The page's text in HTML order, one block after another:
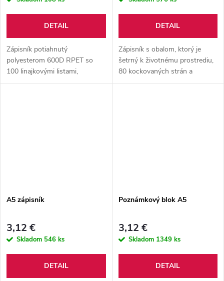
DETAIL
Zápisník potiahnutý
polyesterom 600D RPET so
100 linajkovými listami,
záložkou a gumičkou. Veľkosť
DETAIL
Zápisník s obalom, ktorý je
šetrný k životnému prostrediu,
80 kockovaných strán a
gumička. Zápisník je dodávaný
A5 zápisník
3,12 €
Skladom 546 ks
DETAIL
Poznámkový blok A5
3,12 €
Skladom 1349 ks
DETAIL